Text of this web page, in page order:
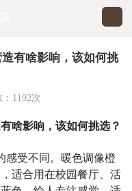
有啥影响，该如何挑
1192次
啥影响，该如何挑选？
感受不同。暖色调像橙
适合用在校园餐厅、活